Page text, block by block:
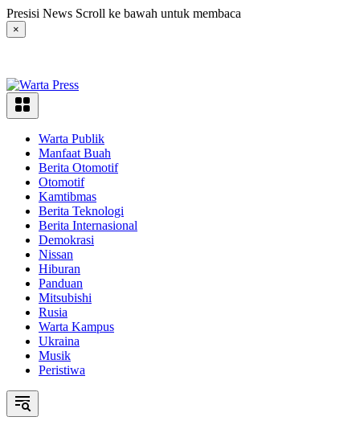
Langsung
ke
konten
Presisi News Scroll ke bawah untuk membaca
×
Warta Publik
Manfaat Buah
Berita Otomotif
Otomotif
Kamtibmas
Berita Teknologi
Berita Internasional
Demokrasi
Nissan
Hiburan
Panduan
Mitsubishi
Rusia
Warta Kampus
Ukraina
Musik
Peristiwa